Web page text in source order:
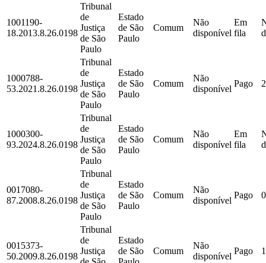
1001190-
18.2013.8.26.0198
Tribunal
de
Justiça
de São
Paulo
Estado
de São
Paulo
Comum
Não
disponível
Em
fila
1000788-
53.2021.8.26.0198
Tribunal
de
Justiça
de São
Paulo
Estado
de São
Paulo
Comum
Não
disponível
Pago
1000300-
93.2024.8.26.0198
Tribunal
de
Justiça
de São
Paulo
Estado
de São
Paulo
Comum
Não
disponível
Em
fila
0017080-
87.2008.8.26.0198
Tribunal
de
Justiça
de São
Paulo
Estado
de São
Paulo
Comum
Não
disponível
Pago
0015373-
50.2009.8.26.0198
Tribunal
de
Justiça
Estado
de São
Comum
Não
disponível
Pago